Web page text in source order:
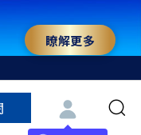
瞭解更多
道